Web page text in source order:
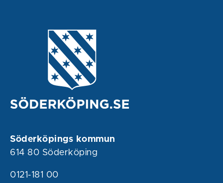
Söderköpings kommun
614 80 Söderköping
0121-181 00